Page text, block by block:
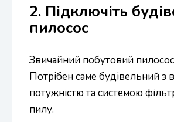
2. Підключіть
пилосос
Звичайний побутовий
Потрібен саме будівельний з
потужністю та системою
пилу.